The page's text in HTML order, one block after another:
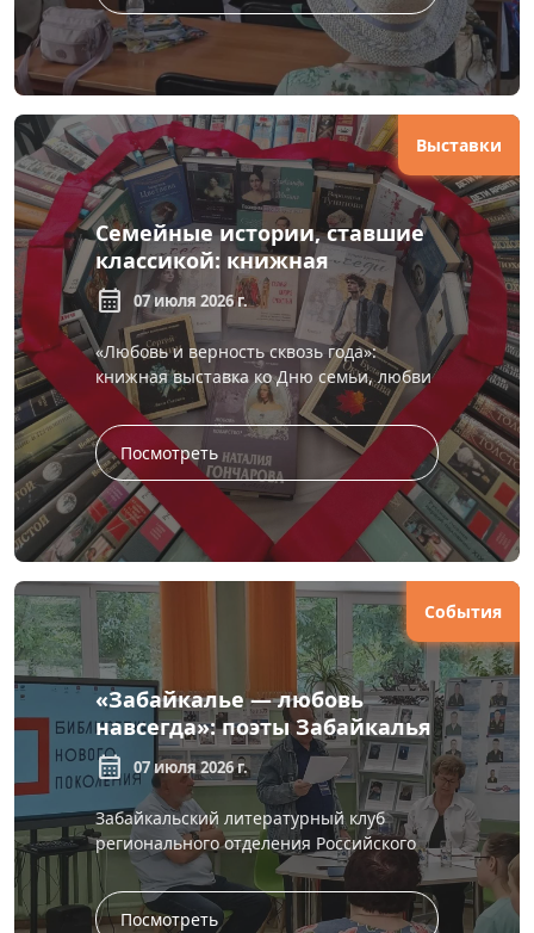
Выставки
Семейные истории, ставшие
классикой: книжная
выставка «Любовь и верность
сквозь года»
calendar_month 07 июля 2026 г.
«Любовь и верность сквозь года»:
книжная выставка ко Дню семьи, любви
и верности Семья во все времена
остаётся хранительницей духов...
Посмотреть
События
«Забайкалье — любовь
навсегда»: поэты Забайкалья
встретились с читателями
Краснокаменска
calendar_month 07 июля 2026 г.
Забайкальский литературный клуб
регионального отделения Российского
союза писателей продолжает знакомить
жителей края с творчеством
современных авторо...
Посмотреть